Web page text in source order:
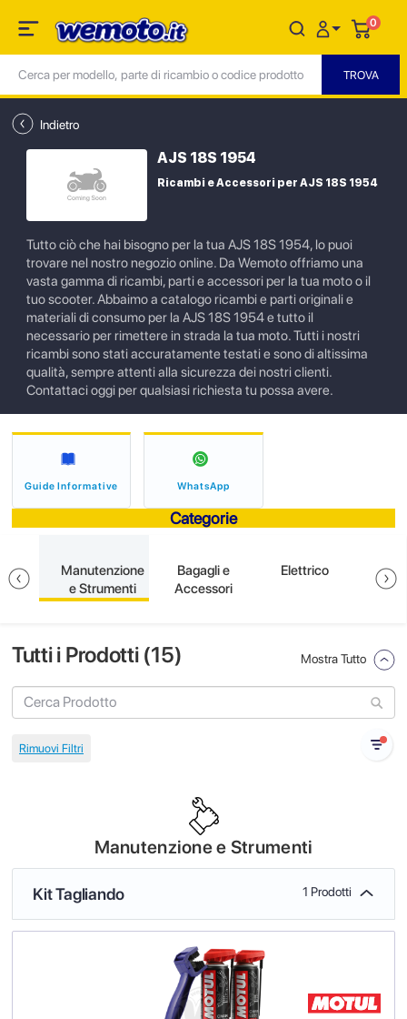
0
Indietro
AJS 18S 1954
Ricambi e Accessori per AJS 18S 1954
Tutto ciò che hai bisogno per la tua AJS 18S 1954, lo puoi
trovare nel nostro negozio online. Da Wemoto offriamo una
vasta gamma di ricambi, parti e accessori per la tua moto o il
tuo scooter. Abbaimo a catalogo ricambi e parti originali e
materiali di consumo per la AJS 18S 1954 e tutto il
necessario per rimettere in strada la tua moto. Tutti i nostri
ricambi sono stati accuratamente testati e sono di altissima
qualità, sempre attenti alla sicurezza dei nostri clienti.
Contattaci oggi per qualsiasi richiesta tu possa avere.
Guide Informative WhatsApp
Categorie
e
Manutenzione
e Strumenti
Bagagli e
Accessori
Elettrico
Tutti i Prodotti (15) Mostra Tutto
Manutenzione e Strumenti
Kit Tagliando 1 Prodotti